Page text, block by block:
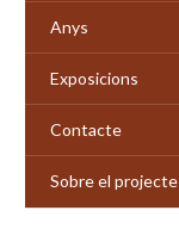
Anys
Exposicions
Contacte
Sobre el projecte